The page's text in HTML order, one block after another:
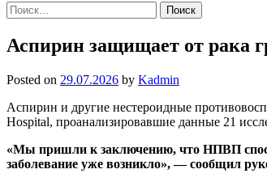
Найти:
Аспирин защищает от рака
Posted on 29.07.2026 by Kadmin
Аспирин и другие нестероидные
Hospital, проанализировавшие данные 21
«Мы пришли к заключению, что НПВП
заболевание уже возникло», — сообщил